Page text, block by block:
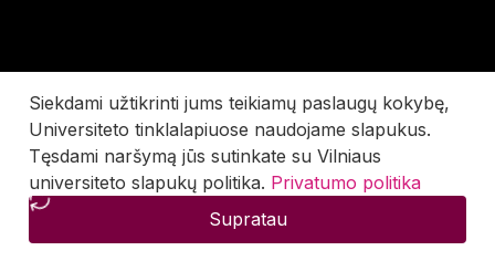
Siekdami užtikrinti jums teikiamų paslaugų kokybę,
Universiteto tinklalapiuose naudojame slapukus.
Tęsdami naršymą jūs sutinkate su Vilniaus
universiteto slapukų politika. Privatumo politika
Supratau